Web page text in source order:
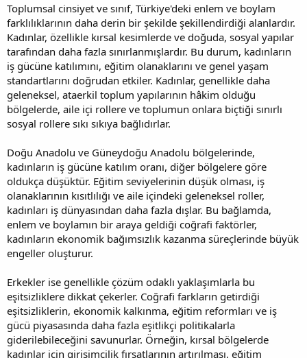
Toplumsal cinsiyet ve sınıf, Türkiye'deki enlem ve boylam
farklılıklarının daha derin bir şekilde şekillendirdiği alanlardır.
Kadınlar, özellikle kırsal kesimlerde ve doğuda, sosyal yapılar
tarafından daha fazla sınırlanmışlardır. Bu durum, kadınların
iş gücüne katılımını, eğitim olanaklarını ve genel yaşam
standartlarını doğrudan etkiler. Kadınlar, genellikle daha
geleneksel, ataerkil toplum yapılarının hâkim olduğu
bölgelerde, aile içi rollere ve toplumun onlara biçtiği sınırlı
sosyal rollere sıkı sıkıya bağlıdırlar.
Doğu Anadolu ve Güneydoğu Anadolu bölgelerinde,
kadınların iş gücüne katılım oranı, diğer bölgelere göre
oldukça düşüktür. Eğitim seviyelerinin düşük olması, iş
olanaklarının kısıtlılığı ve aile içindeki geleneksel roller,
kadınları iş dünyasından daha fazla dışlar. Bu bağlamda,
enlem ve boylamın bir araya geldiği coğrafi faktörler,
kadınların ekonomik bağımsızlık kazanma süreçlerinde büyük
engeller oluşturur.
Erkekler ise genellikle çözüm odaklı yaklaşımlarla bu
eşitsizliklere dikkat çekerler. Coğrafi farkların getirdiği
eşitsizliklerin, ekonomik kalkınma, eğitim reformları ve iş
gücü piyasasında daha fazla eşitlikçi politikalarla
giderilebileceğini savunurlar. Örneğin, kırsal bölgelerde
kadınlar için girişimcilik fırsatlarının artırılması, eğitim